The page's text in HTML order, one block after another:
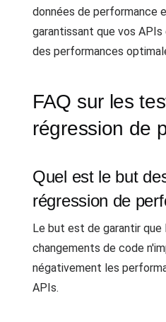
données de performance
garantissant que vos
des performances
FAQ sur les
régression de
Quel est le but
régression de
Le but est de garantir que
changements de code
négativement les
APIs.